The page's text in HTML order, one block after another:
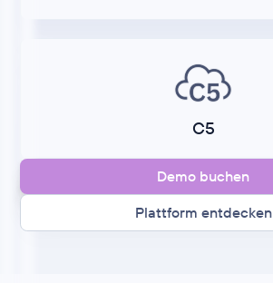
C5
Demo buchen
Plattform entdecken